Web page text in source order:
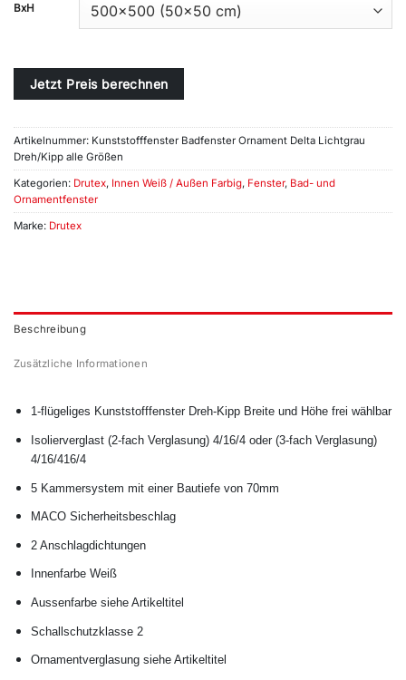
BxH
Jetzt Preis berechnen
Artikelnummer: Kunststofffenster Badfenster Ornament Delta Lichtgrau
Dreh/Kipp alle Größen
Kategorien: Drutex, Innen Weiß / Außen Farbig, Fenster, Bad- und
Ornamentfenster
Marke: Drutex
Beschreibung
Zusätzliche Informationen
1-flügeliges Kunststofffenster Dreh-Kipp Breite und Höhe frei wählbar
Isolierverglast (2-fach Verglasung) 4/16/4 oder (3-fach Verglasung)
4/16/416/4
5 Kammersystem mit einer Bautiefe von 70mm
MACO Sicherheitsbeschlag
2 Anschlagdichtungen
Innenfarbe Weiß
Aussenfarbe siehe Artikeltitel
Schallschutzklasse 2
Ornamentverglasung siehe Artikeltitel